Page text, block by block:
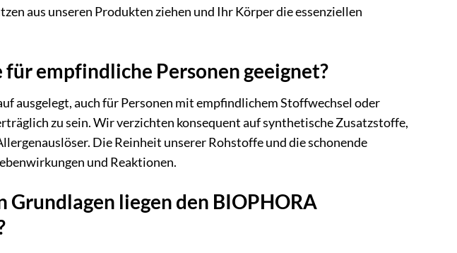
aus unseren Produkten ziehen und Ihr Körper die essenziellen
empfindliche Personen geeignet?
ausgelegt, auch für Personen mit empfindlichem Stoffwechsel oder
zu sein. Wir verzichten konsequent auf synthetische Zusatzstoffe,
Die Reinheit unserer Rohstoffe und die schonende
und Reaktionen.
liegen den BIOPHORA